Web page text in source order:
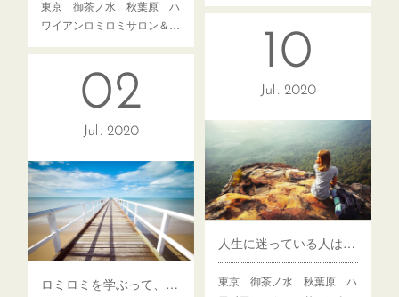
東京 御茶ノ水 秋葉原 ハ
ワイアンロミロミサロン＆…
10
Jul 2020
人生に迷っている人はロミロミを学ぶべき
東京 御茶ノ水 秋葉原 ハ
02
Jul 2020
ロミロミを学ぶって、生き抜く術を学ぶこと